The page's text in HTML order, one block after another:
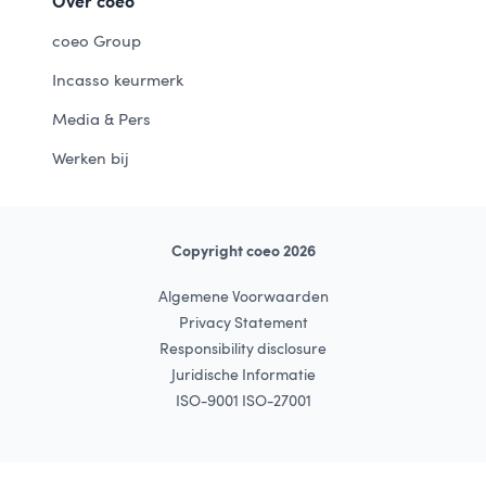
coeo Group
Incasso keurmerk
Media & Pers
Werken bij
Copyright coeo 2026
Algemene Voorwaarden
Privacy Statement
Responsibility disclosure
Juridische Informatie
ISO-9001 ISO-27001